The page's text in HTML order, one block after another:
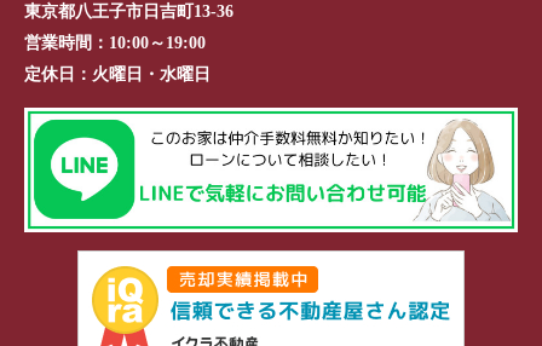
東京都八王子市日吉町13-36
営業時間： 10:00～19:00
定休日： 火曜日・水曜日